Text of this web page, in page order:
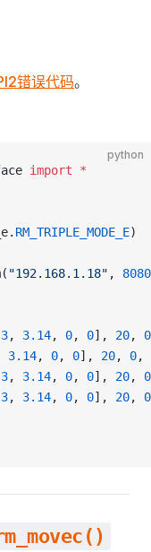
错误代码。
python
import *
RM_TRIPLE_MODE_E)
"192.168.1.18" , 8080
, 3.14, 0, 0], 20, 0
3.14, 0, 0], 20, 0,
, 3.14, 0, 0], 20, 0
, 3.14, 0, 0], 20, 0